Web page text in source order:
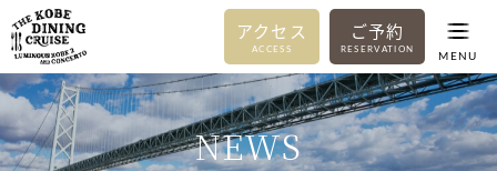
ご予約
RESERVATION
アクセス
ACCESS MENU
NEWS